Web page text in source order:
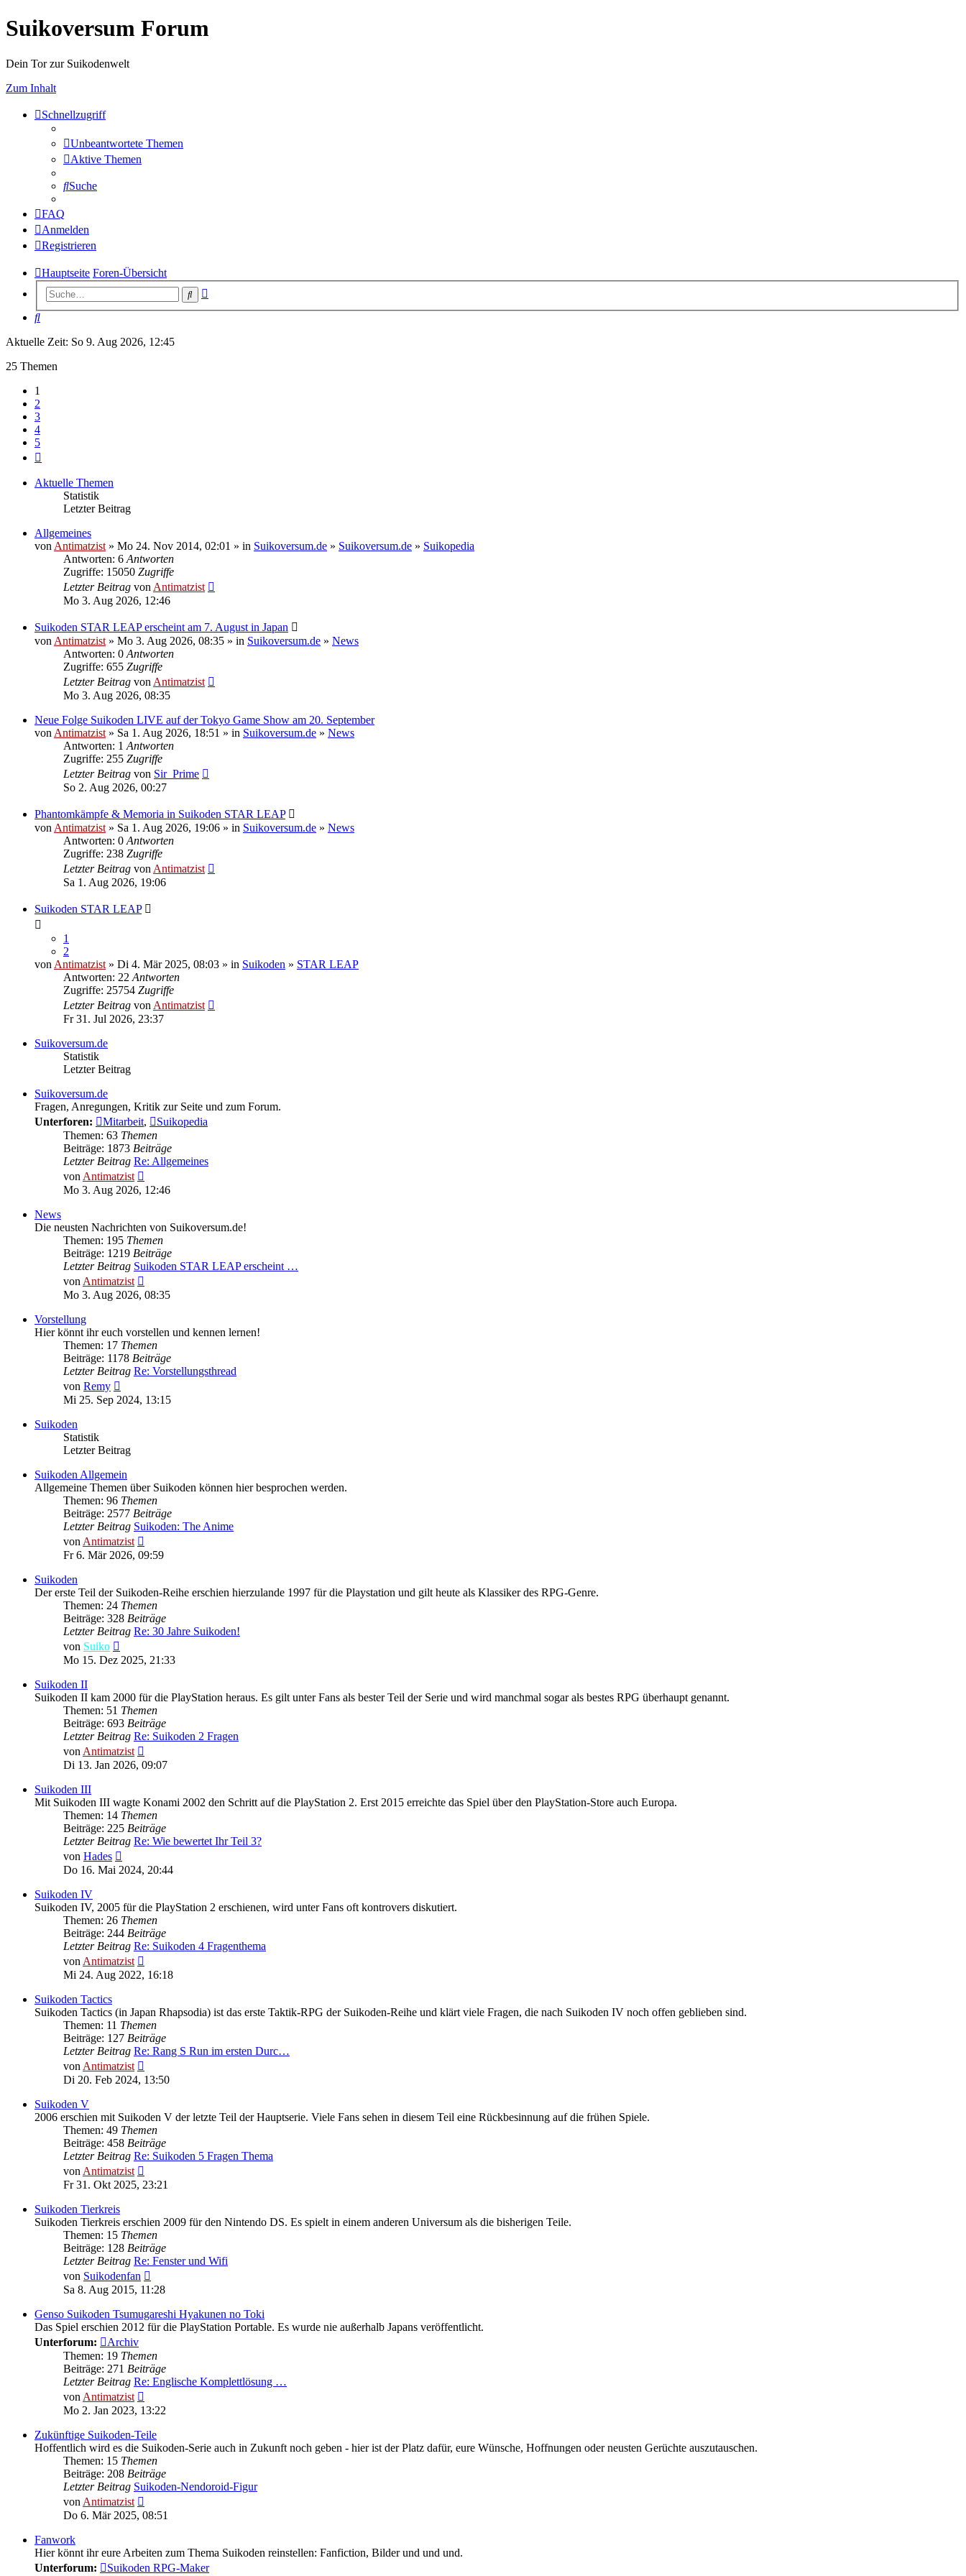
Suikoversum Forum
Dein Tor zur Suikodenwelt
Zum Inhalt
Schnellzugriff
Unbeantwortete Themen
Aktive Themen
Suche
FAQ
Anmelden
Registrieren
Hauptseite Foren-Übersicht
Suche
Suche
Aktuelle Zeit: So 9. Aug 2026, 12:45
25 Themen
1
2
3
4
5
Aktuelle Themen
Statistik
Letzter Beitrag
Allgemeines
vonAntimatzist» Mo 24. Nov 2014, 02:01 » in Suikoversum.de » Suikoversum.de » Suikopedia
Antworten: 6Antworten
Zugriffe: 15050 Zugriffe
Letzter Beitrag vonAntimatzist
Mo 3. Aug 2026, 12:46
Suikoden STAR LEAP erscheint am 7. August in Japan
vonAntimatzist» Mo 3. Aug 2026, 08:35 » in Suikoversum.de » News
Antworten: 0Antworten
Zugriffe: 655 Zugriffe
Letzter Beitrag vonAntimatzist
Mo 3. Aug 2026, 08:35
Neue Folge Suikoden LIVE auf der Tokyo Game Show am 20. September
vonAntimatzist» Sa 1. Aug 2026, 18:51 » in Suikoversum.de » News
Antworten: 1Antworten
Zugriffe: 255 Zugriffe
Letzter Beitrag von Sir_Prime
So 2. Aug 2026, 00:27
Phantomkämpfe & Memoria in Suikoden STAR LEAP
vonAntimatzist» Sa 1. Aug 2026, 19:06 » in Suikoversum.de » News
Antworten: 0Antworten
Zugriffe: 238 Zugriffe
Letzter Beitrag vonAntimatzist
Sa 1. Aug 2026, 19:06
Suikoden STAR LEAP
1
2
vonAntimatzist» Di 4. Mär 2025, 08:03 » in Suikoden » STAR LEAP
Antworten: 22Antworten
Zugriffe: 25754 Zugriffe
Letzter Beitrag vonAntimatzist
Fr 31. Jul 2026, 23:37
Suikoversum.de
Statistik
Letzter Beitrag
Suikoversum.de
Fragen, Anregungen, Kritik zur Seite und zum Forum.
Unterforen:
Mitarbeit,
Suikopedia
Themen: 63 Themen
Beiträge: 1873 Beiträge
Letzter Beitrag Re: Allgemeines
vonAntimatzist
Beitrag
Mo 3. Aug 2026, 12:46
News
Die neusten Nachrichten von Suikoversum.de!
Themen: 195 Themen
Beiträge: 1219 Beiträge
Letzter Beitrag Suikoden STAR LEAP erscheint …
vonAntimatzist
Beitrag
Mo 3. Aug 2026, 08:35
Vorstellung
Hier könnt ihr euch vorstellen und kennen lernen!
Themen: 17 Themen
Beiträge: 1178 Beiträge
Letzter Beitrag Re: Vorstellungsthread
von Remy
Beitrag
Mi 25. Sep 2024, 13:15
Suikoden
Statistik
Letzter Beitrag
Suikoden Allgemein
Allgemeine Themen über Suikoden können hier besprochen werden.
Themen: 96 Themen
Beiträge: 2577 Beiträge
Letzter Beitrag Suikoden: The Anime
vonAntimatzist
Beitrag
Fr 6. Mär 2026, 09:59
Suikoden
Der erste Teil der Suikoden-Reihe erschien hierzulande 1997 für die Playstation und gilt heute als Klassiker des RPG-Genre.
Themen: 24 Themen
Beiträge: 328 Beiträge
Letzter Beitrag Re: 30 Jahre Suikoden!
von Suiko
Beitrag
Mo 15. Dez 2025, 21:33
Suikoden II
Suikoden II kam 2000 für die PlayStation heraus. Es gilt unter Fans als bester Teil der Serie und wird manchmal sogar als bestes RPG überhaupt genannt.
Themen: 51 Themen
Beiträge: 693 Beiträge
Letzter Beitrag Re: Suikoden 2 Fragen
vonAntimatzist
Beitrag
Di 13. Jan 2026, 09:07
Suikoden III
Mit Suikoden III wagte Konami 2002 den Schritt auf die PlayStation 2. Erst 2015 erreichte das Spiel über den PlayStation-Store auch Europa.
Themen: 14 Themen
Beiträge: 225 Beiträge
Letzter Beitrag Re: Wie bewertet Ihr Teil 3?
von Hades
Beitrag
Do 16. Mai 2024, 20:44
Suikoden IV
Suikoden IV, 2005 für die PlayStation 2 erschienen, wird unter Fans oft kontrovers diskutiert.
Themen: 26 Themen
Beiträge: 244 Beiträge
Letzter Beitrag Re: Suikoden 4 Fragenthema
vonAntimatzist
Beitrag
Mi 24. Aug 2022, 16:18
Suikoden Tactics
Suikoden Tactics (in Japan Rhapsodia) ist das erste Taktik-RPG der Suikoden-Reihe und klärt viele Fragen, die nach Suikoden IV noch offen geblieben sind.
Themen: 11 Themen
Beiträge: 127 Beiträge
Letzter Beitrag Re: Rang S Run im ersten Durc…
vonAntimatzist
Beitrag
Di 20. Feb 2024, 13:50
Suikoden V
2006 erschien mit Suikoden V der letzte Teil der Hauptserie. Viele Fans sehen in diesem Teil eine Rückbesinnung auf die frühen Spiele.
Themen: 49 Themen
Beiträge: 458 Beiträge
Letzter Beitrag Re: Suikoden 5 Fragen Thema
vonAntimatzist
Beitrag
Fr 31. Okt 2025, 23:21
Suikoden Tierkreis
Suikoden Tierkreis erschien 2009 für den Nintendo DS. Es spielt in einem anderen Universum als die bisherigen Teile.
Themen: 15 Themen
Beiträge: 128 Beiträge
Letzter Beitrag Re: Fenster und Wifi
von Suikodenfan
Beitrag
Sa 8. Aug 2015, 11:28
Genso Suikoden Tsumugareshi Hyakunen no Toki
Das Spiel erschien 2012 für die PlayStation Portable. Es wurde nie außerhalb Japans veröffentlicht.
Unterforum:
Archiv
Themen: 19 Themen
Beiträge: 271 Beiträge
Letzter Beitrag Re: Englische Komplettlösung …
vonAntimatzist
Beitrag
Mo 2. Jan 2023, 13:22
Zukünftige Suikoden-Teile
Hoffentlich wird es die Suikoden-Serie auch in Zukunft noch geben - hier ist der Platz dafür, eure Wünsche, Hoffnungen oder neusten Gerüchte auszutauschen.
Themen: 15 Themen
Beiträge: 208 Beiträge
Letzter Beitrag Suikoden-Nendoroid-Figur
vonAntimatzist
Beitrag
Do 6. Mär 2025, 08:51
Fanwork
Hier könnt ihr eure Arbeiten zum Thema Suikoden reinstellen: Fanfiction, Bilder und und und.
Unterforum:
Suikoden RPG-Maker